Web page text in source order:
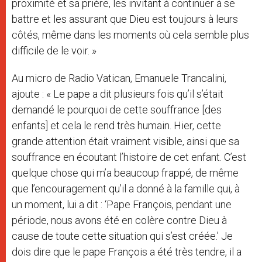
proximité et sa prière, les invitant à continuer à se
battre et les assurant que Dieu est toujours à leurs
côtés, même dans les moments où cela semble plus
difficile de le voir. »
Au micro de Radio Vatican, Emanuele Trancalini,
ajoute : « Le pape a dit plusieurs fois qu’il s’était
demandé le pourquoi de cette souffrance [des
enfants] et cela le rend très humain. Hier, cette
grande attention était vraiment visible, ainsi que sa
souffrance en écoutant l’histoire de cet enfant. C’est
quelque chose qui m’a beaucoup frappé, de même
que l’encouragement qu’il a donné à la famille qui, à
un moment, lui a dit : ‘Pape François, pendant une
période, nous avons été en colère contre Dieu à
cause de toute cette situation qui s’est créée.’ Je
dois dire que le pape François a été très tendre, il a